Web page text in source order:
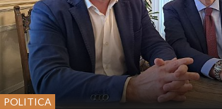
POLITICA